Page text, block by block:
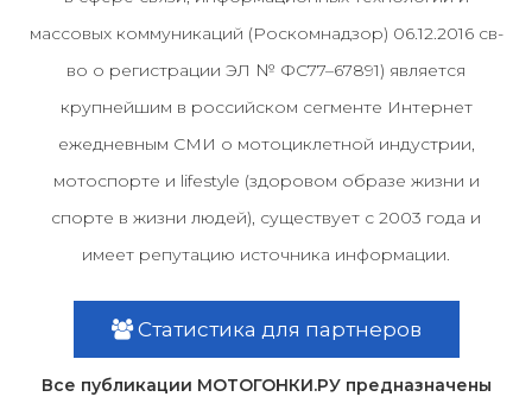
массовых коммуникаций (Роскомнадзор) 06.12.2016 св-
во о регистрации ЭЛ № ФС77–67891) является
крупнейшим в российском сегменте Интернет
ежедневным СМИ о мотоциклетной индустрии,
мотоспорте и lifestyle (здоровом образе жизни и
спорте в жизни людей), существует с 2003 года и
имеет репутацию источника информации.
Статистика для партнеров
Все публикации МОТОГОНКИ.РУ предназначены